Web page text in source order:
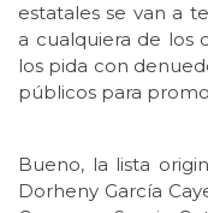
estatales se van a
a cualquiera de los
los pida con
públicos para
Bueno, la lista
Dorheny García